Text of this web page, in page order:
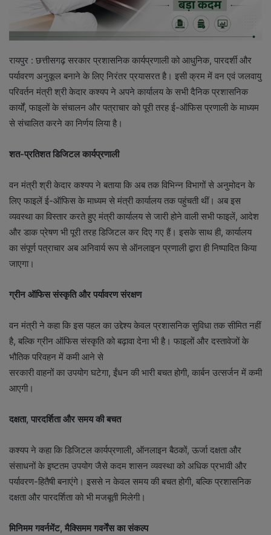
रायपुर : छत्तीसगढ़ सरकार प्रशासनिक कार्यप्रणाली को आधुनिक, पारदर्शी और
पर्यावरण अनुकूल बनाने के लिए निरंतर प्रयासरत है। इसी क्रम में वन एवं जलवायु
परिवर्तन मंत्री श्री केदार कश्यप ने अपने कार्यालय के सभी दैनिक प्रशासनिक
कार्यों, फाइलों के संचालन और पत्राचार को पूरी तरह ई-ऑफिस प्रणाली के माध्यम
से संचालित करने का निर्णय लिया है।
शत-प्रतिशत डिजिटल कार्यप्रणाली
वन मंत्री श्री केदार कश्यप ने बताया कि अब तक विभिन्न विभागों से अनुमोदन के
लिए फाइलें ई-ऑफिस के माध्यम से मंत्री कार्यालय तक पहुंचती थीं। अब इस
व्यवस्था का विस्तार करते हुए मंत्री कार्यालय से जारी होने वाली सभी फाइलें, आदेश
और डाक प्रेषण भी पूरी तरह डिजिटल कर दिए गए हैं। इसके साथ ही, कार्यालय
का संपूर्ण पत्राचार अब अनिवार्य रूप से ऑनलाइन प्रणाली द्वारा ही निष्पादित किया
जाएगा।
ग्रीन ऑफिस संस्कृति और पर्यावरण संरक्षण
वन मंत्री ने कहा कि इस पहल का उद्देश्य केवल प्रशासनिक सुविधा तक सीमित नहीं
है, बल्कि ग्रीन ऑफिस संस्कृति को बढ़ावा देना भी है। फाइलों और दस्तावेजों के
भौतिक परिवहन में कमी आने से
सरकारी वाहनों का उपयोग घटेगा, ईंधन की भारी बचत होगी, कार्बन उत्सर्जन में कमी
आएगी।
दक्षता, पारदर्शिता और समय की बचत
कश्यप ने कहा कि डिजिटल कार्यप्रणाली, ऑनलाइन बैठकों, ऊर्जा दक्षता और
संसाधनों के इष्टतम उपयोग जैसे कदम शासन व्यवस्था को अधिक प्रभावी और
पर्यावरण-हितैषी बनाएंगे। इससे न केवल समय की बचत होगी, बल्कि प्रशासनिक
दक्षता और पारदर्शिता को भी मजबूती मिलेगी।
मिनिमम गवर्नमेंट, मैक्सिमम गवर्नेंस का संकल्प